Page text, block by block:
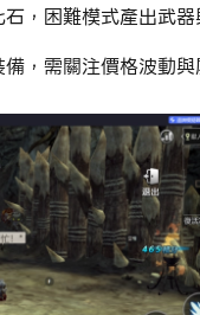
，困難模式產出武
，需關注價格波動